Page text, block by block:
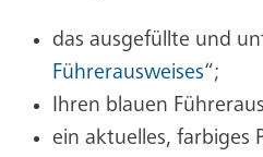
das ausgefüllte und
Führerausweises“;
Ihren blauen
ein aktuelles, farbiges